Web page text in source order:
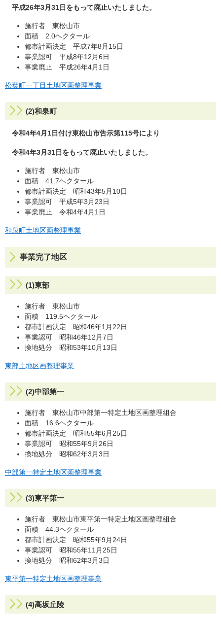
平成26年3月31日をもって廃止いたしました。
施行者 東松山市
面積 2.0ヘクタール
都市計画決定 平成7年8月15日
事業認可 平成8年12月6日
事業廃止 平成26年4月1日
松葉町一丁目土地区画整理事業
(2)和泉町
令和4年4月1日付け東松山市告示第115号により
令和4年3月31日をもって廃止いたしました。
施行者 東松山市
面積 41.7ヘクタール
都市計画決定 昭和43年5月10日
事業認可 平成5年3月23日
事業廃止 令和4年4月1日
和泉町土地区画整理事業
事業完了地区
(1)東部
施行者 東松山市
面積 119.5ヘクタール
都市計画決定 昭和46年1月22日
事業認可 昭和46年12月7日
換地処分 昭和53年10月13日
東部土地区画整理事業
(2)中部第一
施行者 東松山市中部第一特定土地区画整理組合
面積 16.6ヘクタール
都市計画決定 昭和55年6月25日
事業認可 昭和55年9月26日
換地処分 昭和62年3月3日
中部第一特定土地区画整理事業
(3)東平第一
施行者 東松山市東平第一特定土地区画整理組合
面積 44.3ヘクタール
都市計画決定 昭和55年9月24日
事業認可 昭和55年11月25日
換地処分 昭和62年3月3日
東平第一特定土地区画整理事業
(4)高坂丘陵